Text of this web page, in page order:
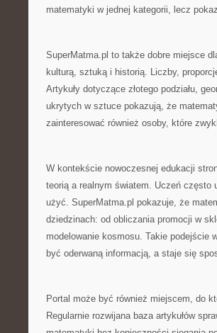
matematyki w jednej kategorii, lecz
SuperMatma.pl to także dobre miejsce
kulturą, sztuką i historią. Liczby,
Artykuły dotyczące złotego podziału,
ukrytych w sztuce pokazują, że
zainteresować również osoby, które
W kontekście nowoczesnej edukacji
teorią a realnym światem. Uczeń
użyć. SuperMatma.pl pokazuje, że
dziedzinach: od obliczania promocji w
modelowanie kosmosu. Takie podejście
być oderwaną informacją, a staje się
Portal może być również miejscem, do
Regularnie rozwijana baza artykułów